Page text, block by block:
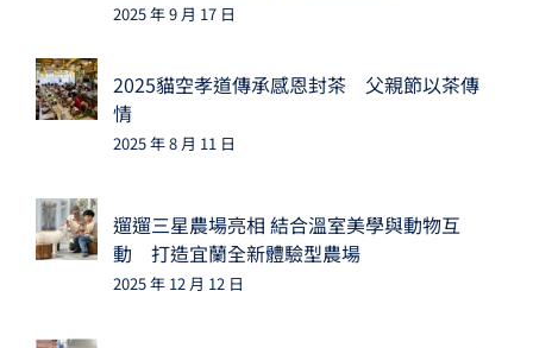
2025 年 9 月 17 日
2025貓空孝道傳承感恩封茶 父親節以茶傳
情
2025 年 8 月 11 日
遛遛三星農場亮相 結合溫室美學與動物互
動 打造宜蘭全新體驗型農場
2025 年 12 月 12 日